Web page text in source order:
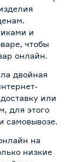
и
чтобы
онлайн.
двойная
или
для этого
самовывозе.
на
низкие